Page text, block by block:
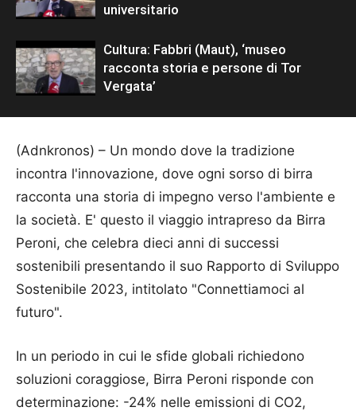
universitario
Cultura: Fabbri (Maut), ‘museo
racconta storia e persone di Tor
Vergata’
(Adnkronos) – Un mondo dove la tradizione
incontra l'innovazione, dove ogni sorso di birra
racconta una storia di impegno verso l'ambiente e
la società. E' questo il viaggio intrapreso da Birra
Peroni, che celebra dieci anni di successi
sostenibili presentando il suo Rapporto di Sviluppo
Sostenibile 2023, intitolato "Connettiamoci al
futuro".
In un periodo in cui le sfide globali richiedono
soluzioni coraggiose, Birra Peroni risponde con
determinazione: -24% nelle emissioni di CO2,